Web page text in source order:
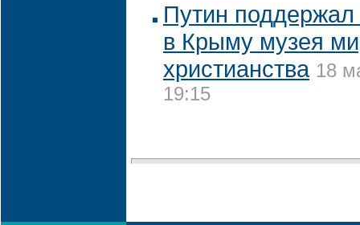
Путин поддержал
в Крыму музея
христианства 18
19:15